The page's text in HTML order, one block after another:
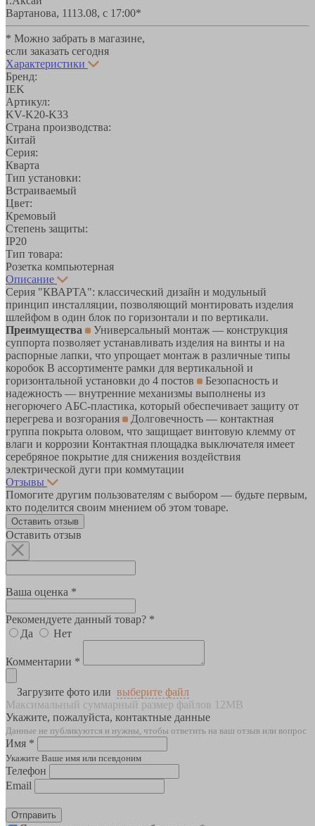
Вартанова, 1113.08, с 17:00*
* Можно забрать в магазине,
если заказать сегодня
Характеристики
Бренд:
IEK
Артикул:
KV-K20-K33
Страна производства:
Китай
Серия:
Кварта
Тип установки:
Встраиваемый
Цвет:
Кремовый
Степень защиты:
IP20
Тип товара:
Розетка компьютерная
Описание
Серия "КВАРТА": классический дизайн и модульный
принцип инсталляции, позволяющий монтировать изделия
шлейфом в один блок по горизонтали и по вертикали.
Преимущества
Универсальный монтаж — конструкция
суппорта позволяет устанавливать изделия на винты и на
распорные лапки, что упрощает монтаж в различные типы
коробок В ассортименте рамки для вертикальной и
горизонтальной установки до 4 постов
Безопасность и
надежность — внутренние механизмы выполнены из
негорючего АБС-пластика, который обеспечивает защиту от
перегрева и возгорания
Долговечность — контактная
группа покрыта оловом, что защищает винтовую клемму от
влаги и коррозии Контактная площадка выключателя имеет
серебряное покрытие для снижения воздействия
электрической дуги при коммутации
Отзывы
Помогите другим пользователям с выбором — будьте первым,
кто поделится своим мнением об этом товаре.
Оставить отзыв
Оставить отзыв
Ваша оценка *
Рекомендуете данный товар? *
Да
Нет
Комментарии *
Загрузите фото или выберите файл
Максимальный суммарный размер файлов 12MB
Укажите, пожалуйста, контактные данные
Данные не публикуются и нужны, чтобы ответить на ваш отзыв или вопрос
Имя *
Укажите Ваше имя или псевдоним
Телефон
Email
Отправить